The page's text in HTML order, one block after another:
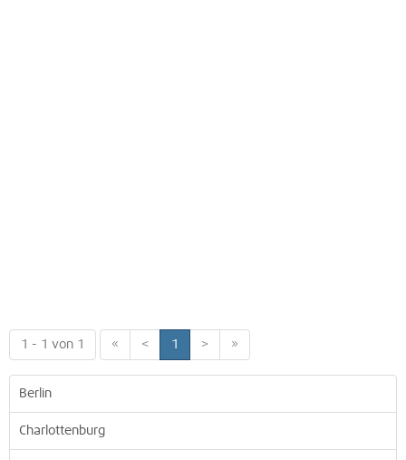
1 - 1 von 1 « < 1 > »
Berlin
Charlottenburg